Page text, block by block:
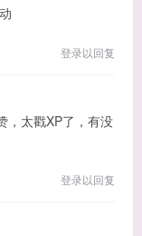
登录以回复
，太戳XP了，有没
登录以回复